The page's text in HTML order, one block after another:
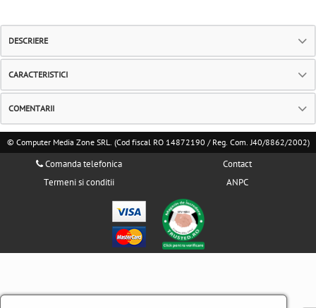
DESCRIERE
CARACTERISTICI
COMENTARII
© Computer Media Zone SRL. (Cod fiscal RO 14872190 / Reg. Com. J40/8862/2002)
Comanda telefonica
Termeni si conditii
Contact
ANPC